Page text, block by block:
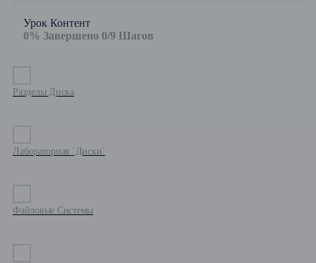
Урок Контент
0% Завершено 0/9 Шагов
Разделы Диска
Лабораторная `Диски`
Файловые Системы